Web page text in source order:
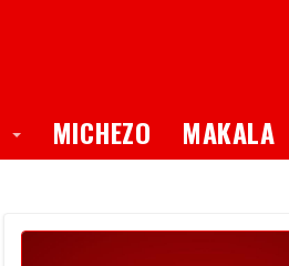
Toggle Dropdown
MICHEZO MAKALA